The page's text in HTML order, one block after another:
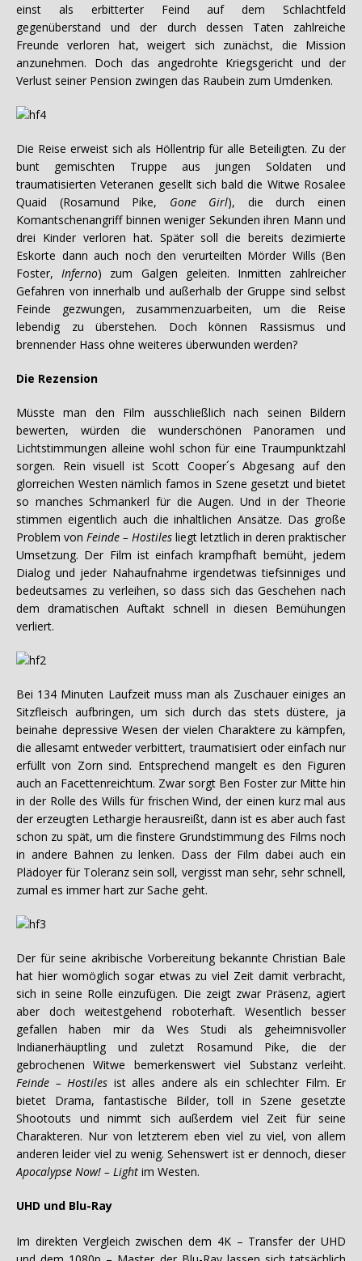
einst als erbitterter Feind auf dem Schlachtfeld
gegenüberstand und der durch dessen Taten zahlreiche
Freunde verloren hat, weigert sich zunächst, die Mission
anzunehmen. Doch das angedrohte Kriegsgericht und der
Verlust seiner Pension zwingen das Raubein zum Umdenken.
Die Reise erweist sich als Höllentrip für alle Beteiligten. Zu der
bunt gemischten Truppe aus jungen Soldaten und
traumatisierten Veteranen gesellt sich bald die Witwe Rosalee
Quaid (Rosamund Pike, Gone Girl), die durch einen
Komantschenangriff binnen weniger Sekunden ihren Mann und
drei Kinder verloren hat. Später soll die bereits dezimierte
Eskorte dann auch noch den verurteilten Mörder Wills (Ben
Foster, Inferno) zum Galgen geleiten. Inmitten zahlreicher
Gefahren von innerhalb und außerhalb der Gruppe sind selbst
Feinde gezwungen, zusammenzuarbeiten, um die Reise
lebendig zu überstehen. Doch können Rassismus und
brennender Hass ohne weiteres überwunden werden?
Die Rezension
Müsste man den Film ausschließlich nach seinen Bildern
bewerten, würden die wunderschönen Panoramen und
Lichtstimmungen alleine wohl schon für eine Traumpunktzahl
sorgen. Rein visuell ist Scott Cooper´s Abgesang auf den
glorreichen Westen nämlich famos in Szene gesetzt und bietet
so manches Schmankerl für die Augen. Und in der Theorie
stimmen eigentlich auch die inhaltlichen Ansätze. Das große
Problem von Feinde – Hostiles liegt letztlich in deren praktischer
Umsetzung. Der Film ist einfach krampfhaft bemüht, jedem
Dialog und jeder Nahaufnahme irgendetwas tiefsinniges und
bedeutsames zu verleihen, so dass sich das Geschehen nach
dem dramatischen Auftakt schnell in diesen Bemühungen
verliert.
Bei 134 Minuten Laufzeit muss man als Zuschauer einiges an
Sitzfleisch aufbringen, um sich durch das stets düstere, ja
beinahe depressive Wesen der vielen Charaktere zu kämpfen,
die allesamt entweder verbittert, traumatisiert oder einfach nur
erfüllt von Zorn sind. Entsprechend mangelt es den Figuren
auch an Facettenreichtum. Zwar sorgt Ben Foster zur Mitte hin
in der Rolle des Wills für frischen Wind, der einen kurz mal aus
der erzeugten Lethargie herausreißt, dann ist es aber auch fast
schon zu spät, um die finstere Grundstimmung des Films noch
in andere Bahnen zu lenken. Dass der Film dabei auch ein
Plädoyer für Toleranz sein soll, vergisst man sehr, sehr schnell,
zumal es immer hart zur Sache geht.
Der für seine akribische Vorbereitung bekannte Christian Bale
hat hier womöglich sogar etwas zu viel Zeit damit verbracht,
sich in seine Rolle einzufügen. Die zeigt zwar Präsenz, agiert
aber doch weitestgehend roboterhaft. Wesentlich besser
gefallen haben mir da Wes Studi als geheimnisvoller
Indianerhäuptling und zuletzt Rosamund Pike, die der
gebrochenen Witwe bemerkenswert viel Substanz verleiht.
Feinde – Hostiles ist alles andere als ein schlechter Film. Er
bietet Drama, fantastische Bilder, toll in Szene gesetzte
Shootouts und nimmt sich außerdem viel Zeit für seine
Charakteren. Nur von letzterem eben viel zu viel, von allem
anderen leider viel zu wenig. Sehenswert ist er dennoch, dieser
Apocalypse Now! – Light im Westen.
UHD und Blu-Ray
Im direkten Vergleich zwischen dem 4K – Transfer der UHD